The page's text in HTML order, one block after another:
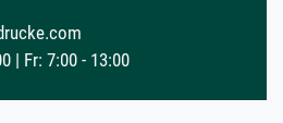
| Fr: 7:00 - 13:00